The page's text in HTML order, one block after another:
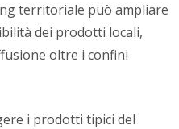
territoriale può ampliare
dei prodotti locali,
oltre i confini
i prodotti tipici del